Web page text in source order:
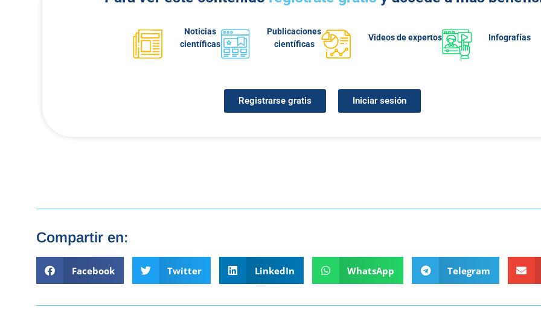
Noticias
científicas
Publicaciones
científicas
Videos de expertos Infografías
Registrarse gratis Iniciar sesión
Compartir en:
Facebook Twitter LinkedIn WhatsApp Telegram